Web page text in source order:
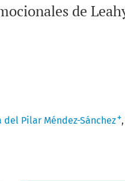
de
del Pilar Méndez-Sánchez+